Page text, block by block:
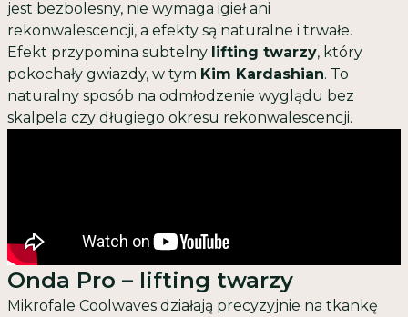
jest bezbolesny, nie wymaga igieł ani
rekonwalescencji, a efekty są naturalne i trwałe.
Efekt przypomina subtelny lifting twarzy, który
pokochały gwiazdy, w tym Kim Kardashian. To
naturalny sposób na odmłodzenie wyglądu bez
skalpela czy długiego okresu rekonwalescencji.
Onda Pro – lifting twarzy
Mikrofale Coolwaves działają precyzyjnie na tkankę